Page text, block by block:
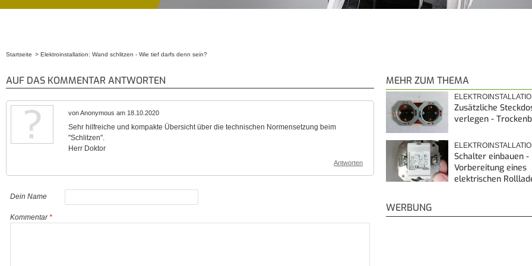
Startseite Elektroinstallation: Wand schlitzen - Wie tief darfs denn sein?
AUF DAS KOMMENTAR ANTWORTEN
von Anonymous am 18.10.2020
Sehr hilfreiche und kompakte Übersicht über die technischen Normensetzung beim
"Schlitzen".
Herr Doktor
Antworten
Dein Name
Kommentar*
MEHR ZUM THEMA
Zusätzliche
verlegen -
Schalter einbauen -
Vorbereitung eines
elektrischen
WERBUNG